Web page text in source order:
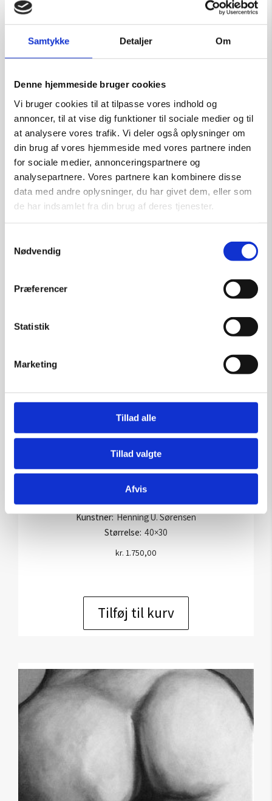
Samtykke Detaljer Om
Denne hjemmeside bruger cookies
Vi bruger cookies til at tilpasse vores indhold og
annoncer, til at vise dig funktioner til sociale medier og til
at analysere vores trafik. Vi deler også oplysninger om
din brug af vores hjemmeside med vores partnere inden
for sociale medier, annonceringspartnere og
analysepartnere. Vores partnere kan kombinere disse
data med andre oplysninger, du har givet dem, eller som
de har indsamlet fra din brug af deres tjenester.
Nødvendig
Præferencer
Statistik
Marketing
Tillad alle
Tillad valgte
Afvis
Størrelse: 80×100
kr. 18.000,00
Tilføj til kurv
Fetich 1
Kunstner: Henning U. Sørensen
Størrelse: 40×30
kr. 1.750,00
Tilføj til kurv